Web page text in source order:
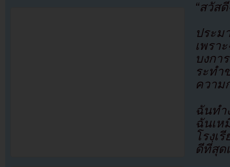
“สวัส
ประม
เพรา
บงกา
ระทำ
ความ
ฉันทำ
ฉันเห
โรงเ
ดีที่สุด